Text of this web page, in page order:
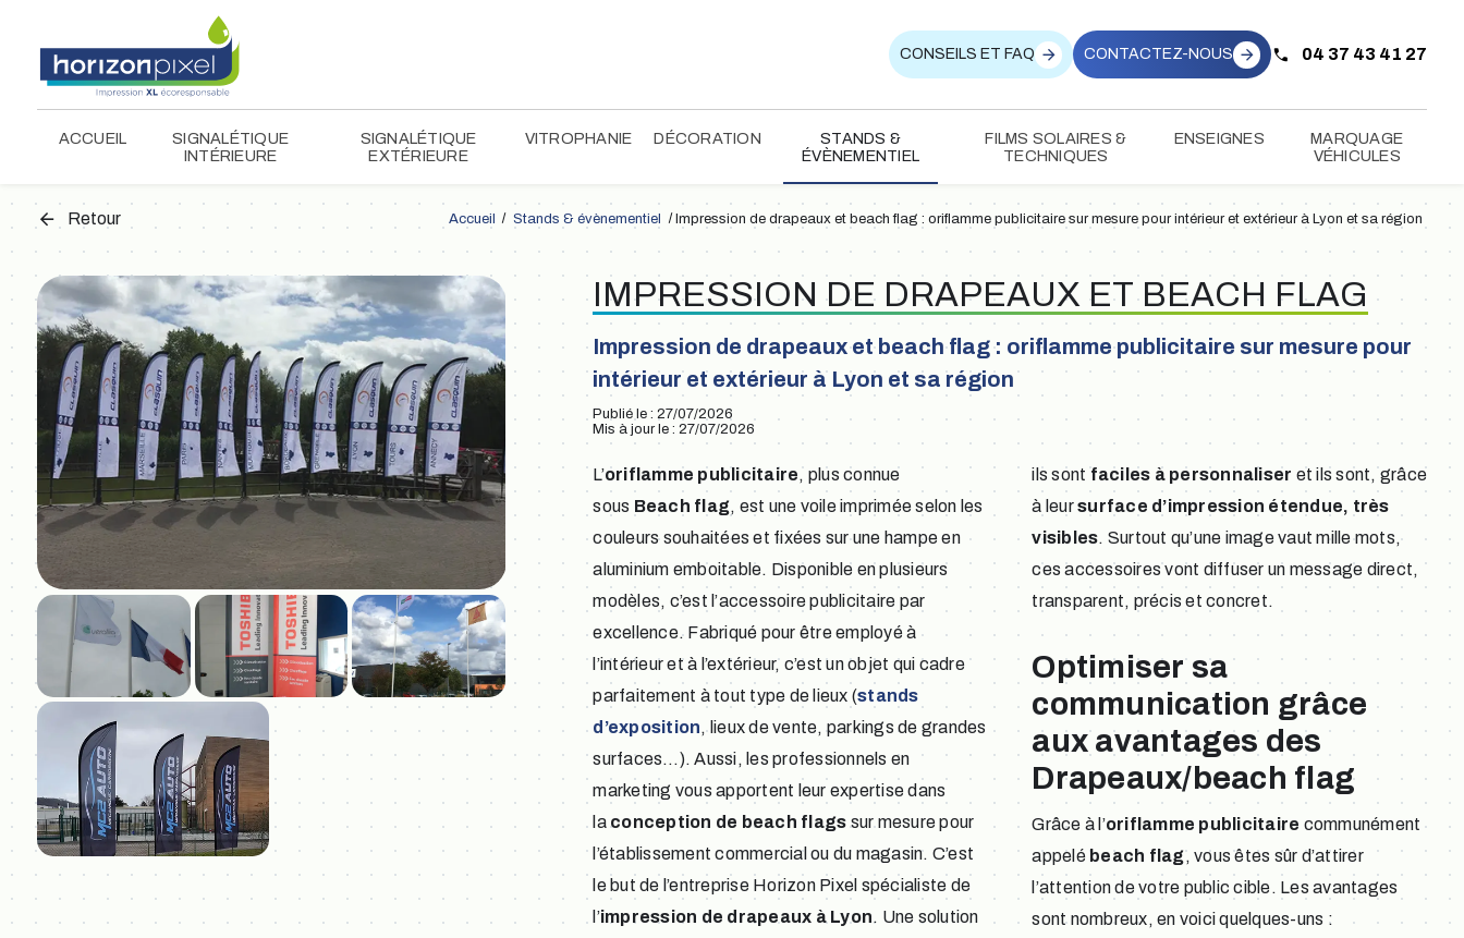
CONSEILS ET FAQ CONTACTEZ-NOUS 04 37 43 41 27
ACCUEIL
SIGNALÉTIQUE
INTÉRIEURE
SIGNALÉTIQUE
EXTÉRIEURE
VITROPHANIE DÉCORATION
STANDS &
ÉVÈNEMENTIEL
FILMS SOLAIRES &
TECHNIQUES
ENSEIGNES
MARQUAGE
VÉHICULES
Accueil Stands & évènementiel Impression de drapeaux et beach flag : oriflamme publicitaire sur mesure pour intérieur et extérieur à Lyon et sa région
Retour
IMPRESSION DE DRAPEAUX ET BEACH FLAG
Impression de drapeaux et beach flag : oriflamme publicitaire sur mesure pour
intérieur et extérieur à Lyon et sa région
Publié le : 27/07/2026
Mis à jour le : 27/07/2026
L’oriflamme publicitaire, plus connue
sous Beach flag, est une voile imprimée selon les
couleurs souhaitées et fixées sur une hampe en
aluminium emboitable. Disponible en plusieurs
modèles, c’est l’accessoire publicitaire par
excellence. Fabriqué pour être employé à
l’intérieur et à l’extérieur, c’est un objet qui cadre
parfaitement à tout type de lieux (stands
d’exposition, lieux de vente, parkings de grandes
surfaces…). Aussi, les professionnels en
marketing vous apportent leur expertise dans
laconception de beach flagssur mesure pour
l’établissement commercial ou du magasin. C’est
le but de l’entreprise Horizon Pixel spécialiste de
l’impression de drapeaux à Lyon. Une solution
ils sont faciles à personnaliser et ils sont, grâce
à leursurface d’impression étendue, très
visibles. Surtout qu’une image vaut mille mots,
ces accessoires vont diffuser un message direct,
transparent, précis et concret.
Optimiser sa
communication grâce
aux avantages des
Drapeaux/beach flag
Grâce à l’oriflamme publicitaire communément
appelébeach flag, vous êtes sûr d’attirer
l’attention de votre public cible. Les avantages
sont nombreux, en voici quelques-uns :